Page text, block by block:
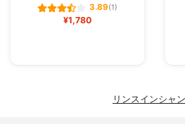
3.89(1)
¥1,780
リンスインシャ